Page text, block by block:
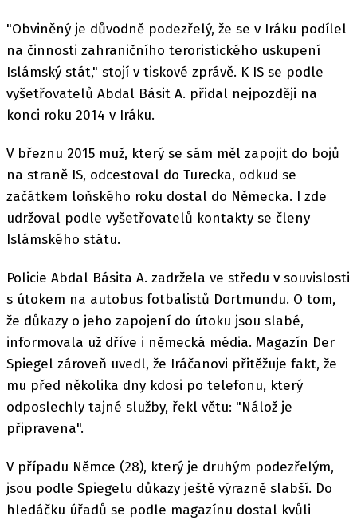
"Obviněný je důvodně podezřelý, že se v Iráku podílel
na činnosti zahraničního teroristického uskupení
Islámský stát," stojí v tiskové zprávě. K IS se podle
vyšetřovatelů Abdal Básit A. přidal nejpozději na
konci roku 2014 v Iráku.
V březnu 2015 muž, který se sám měl zapojit do bojů
na straně IS, odcestoval do Turecka, odkud se
začátkem loňského roku dostal do Německa. I zde
udržoval podle vyšetřovatelů kontakty se členy
Islámského státu.
Policie Abdal Básita A. zadržela ve středu v souvislosti
s útokem na autobus fotbalistů Dortmundu. O tom,
že důkazy o jeho zapojení do útoku jsou slabé,
informovala už dříve i německá média. Magazín Der
Spiegel zároveň uvedl, že Iráčanovi přitěžuje fakt, že
mu před několika dny kdosi po telefonu, který
odposlechly tajné služby, řekl větu: "Nálož je
připravena".
V případu Němce (28), který je druhým podezřelým,
jsou podle Spiegelu důkazy ještě výrazně slabší. Do
hledáčku úřadů se podle magazínu dostal kvůli